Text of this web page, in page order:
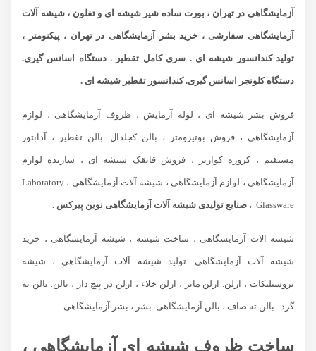
آزمایشگاهی در تهران ، بورت ساده شیر شیشه ای و تفلون ، شیشه آلات
آزمایشگاهی سفارشی ، خرید بشر آزمایشگاهی در تهران ، پیکنومتر ،
تولید کندانسور شیشه ای . سری کامل تقطیر . دستگاه اسانس گیری.
دستگاهکلونجر اسانس گیری. کندانسور تقطیر شیشه ای .
فروش بشر شیشه ای ، لوله آزمایش ، ظروف آزمایشگاهی ، لوازم
آزمایشگاهی ، فروش بوتیرومتر ، بالن کجلدال. بالن تقطیر ، آدابتور
مستقیم ، کروزه کوارتز ، فروش قایقک شیشه ای ، سازنده لوازم
آزمایشگاهی ، لوازم آزمایشگاهی ، شیشه آلات آزمایشگاهی ، Laboratory
Glassware ، صنایع تولیدی شیشه آلات آزمایشگاهی نوین پیرکس .
شیشه الات آزمایشگاهی ، ساخت شیشه ، شیشه آزمایشگاهی ، خرید
شیشه آلات آزمایشگاهی. تولید شیشه آلات آزمایشگاهی ، شیشه
بروسیلیکات ، ارلن. ارلن مایر ، ارلن خلاء ، ارلن در پیچ دار ، بالن. بالن ته
گرد . بالن ته صاف ، بالن آزمایشگاهی. بشر ، بشر آزمایشگاهی.
ساخت ظروف شیشه ای آزمایشگاهی ،